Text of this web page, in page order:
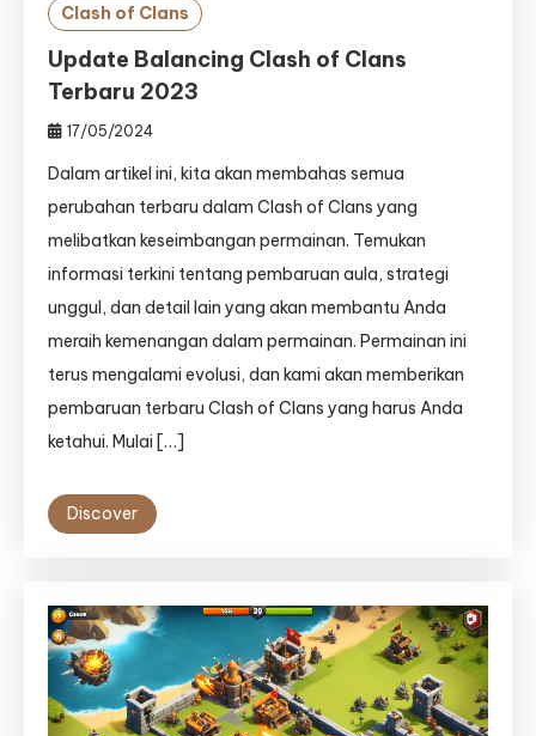
Clash of Clans
Update Balancing Clash of Clans
Terbaru 2023
17/05/2024
Dalam artikel ini, kita akan membahas semua
perubahan terbaru dalam Clash of Clans yang
melibatkan keseimbangan permainan. Temukan
informasi terkini tentang pembaruan aula, strategi
unggul, dan detail lain yang akan membantu Anda
meraih kemenangan dalam permainan. Permainan ini
terus mengalami evolusi, dan kami akan memberikan
pembaruan terbaru Clash of Clans yang harus Anda
ketahui. Mulai […]
Discover